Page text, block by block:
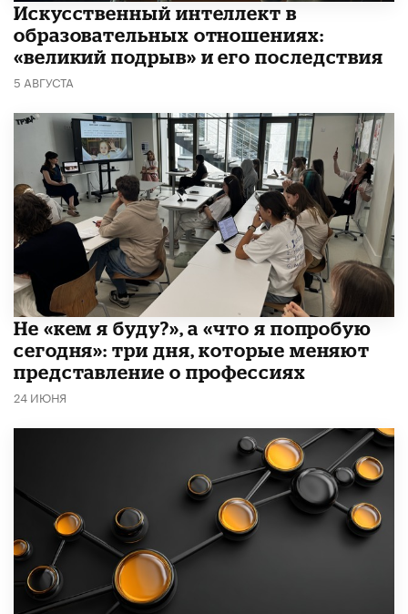
​Искусственный интеллект в
образовательных отношениях:
«великий подрыв» и его последствия
5 АВГУСТА
Не «кем я буду?», а «что я попробую
сегодня»: три дня, которые меняют
представление о профессиях
24 ИЮНЯ